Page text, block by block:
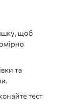
щоб
та
тест